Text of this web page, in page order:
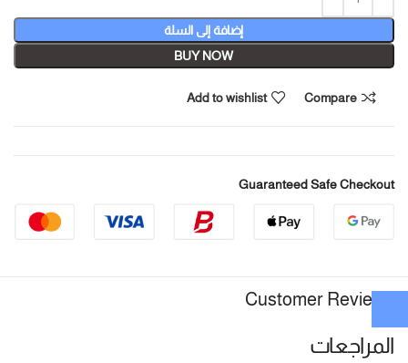
إضافة إلى السلة
BUY NOW
Compare
Add to wishlist
Guaranteed Safe Checkout
Customer Reviews
المراجعات